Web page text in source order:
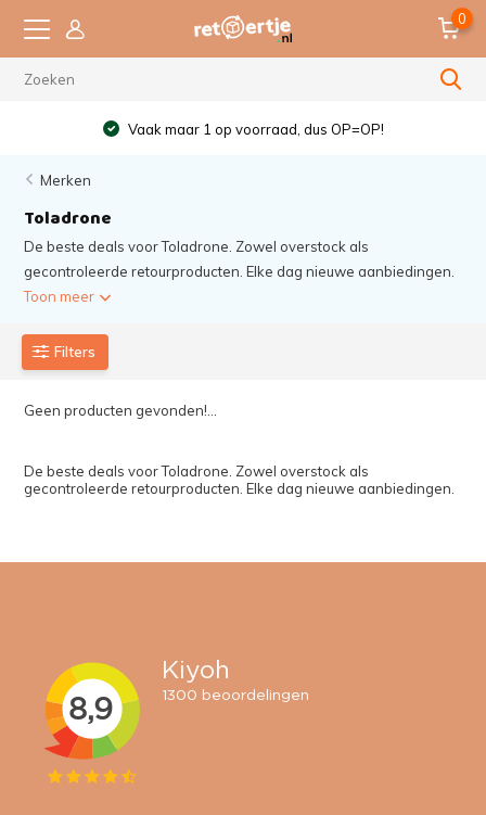
0
Vaak maar 1 op voorraad, dus OP=OP!
Merken
Toladrone
De beste deals voor Toladrone. Zowel overstock als
gecontroleerde retourproducten. Elke dag nieuwe aanbiedingen.
Toon meer
Filters
Geen producten gevonden!...
De beste deals voor Toladrone. Zowel overstock als
gecontroleerde retourproducten. Elke dag nieuwe aanbiedingen.